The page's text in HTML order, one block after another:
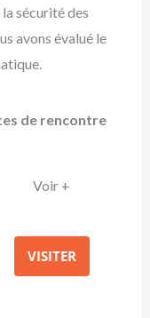
sécurité des
avons évalué le
de rencontre
Voir +
VISITER